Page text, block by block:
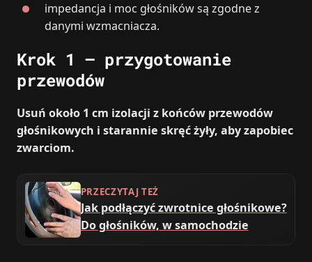
impedancja i moc głośników są zgodne z
danymi wzmacniacza.
Krok 1 – przygotowanie
przewodów
Usuń około 1 cm izolacji z końców przewodów
głośnikowych i starannie skręć żyły, aby zapobiec
zwarciom.
PRZECZYTAJ TEŻ
Jak podłączyć zwrotnice głośnikowe?
Do głośników, w samochodzie